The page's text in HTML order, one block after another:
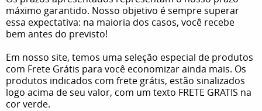
máximo garantido. Nosso objetivo é sempre superar
essa expectativa: na maioria dos casos, você recebe
bem antes do previsto!
Em nosso site, temos uma seleção especial de produtos
com Frete Grátis para você economizar ainda mais. Os
produtos indicados com frete grátis, estão sinalizados
logo acima de seu valor, com um texto FRETE GRATIS na
cor verde.